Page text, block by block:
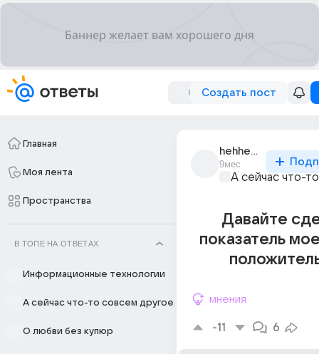
Создать пост
Главная
Моя лента
Пространства
В ТОПЕ НА ОТВЕТАХ
Информационные технологии
А сейчас что-то совсем другое
О любви без купюр
hehheh_two
9мес
А сейчас что-
Давайте
показатель
мнения
-11 6